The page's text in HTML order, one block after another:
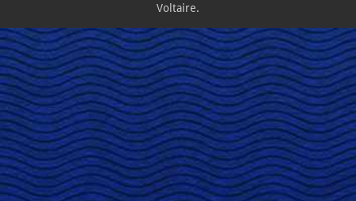
Voltaire.